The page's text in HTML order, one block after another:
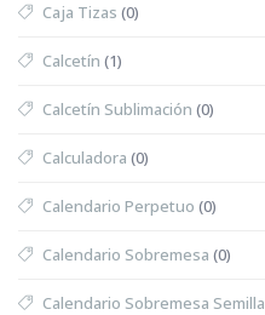
Caja Tizas (0)
Calcetín (1)
Calcetín Sublimación (0)
Calculadora (0)
Calendario Perpetuo (0)
Calendario Sobremesa (0)
Calendario Sobremesa Semilla